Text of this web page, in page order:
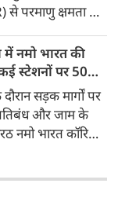
सोच काम कर रही
से परमाणु क्षमता से
4 का सफल परीक्षण
के मुताबिक, यह
फोर्सेज कमांड
अनुसंधान एवं
(DRDO) की ओर से
में नमो भारत की
स्टेशनों पर 50%
सड़क मार्गों पर
और जाम के
नमो भारत कॉरिडोर
बनकर उभरा है।